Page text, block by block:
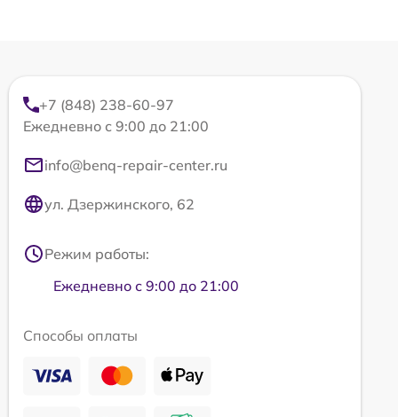
+7 (848) 238-60-97
Ежедневно с 9:00 до 21:00
info@benq-repair-center.ru
ул. Дзержинского, 62
Режим работы:
Ежедневно с 9:00 до 21:00
Способы оплаты